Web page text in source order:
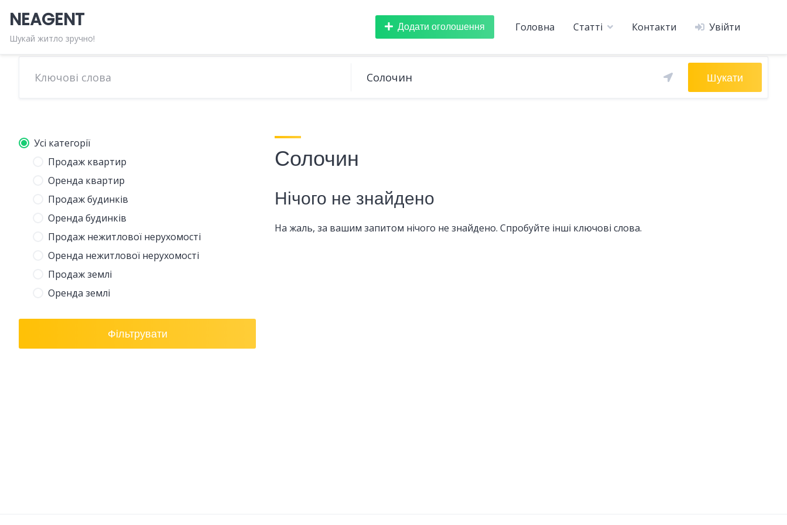
content
NEAGENT
Шукай житло зручно!
Головна Статті Контакти Увійти
Додати оголошення
Шукати
Усі категорії
Продаж квартир
Оренда квартир
Продаж будинків
Оренда будинків
Продаж нежитлової нерухомості
Оренда нежитлової нерухомості
Продаж землі
Оренда землі
Фільтрувати
Солочин
Нічого не знайдено
На жаль, за вашим запитом нічого не знайдено. Спробуйте інші ключові слова.